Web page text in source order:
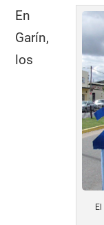
En
Garín,
los